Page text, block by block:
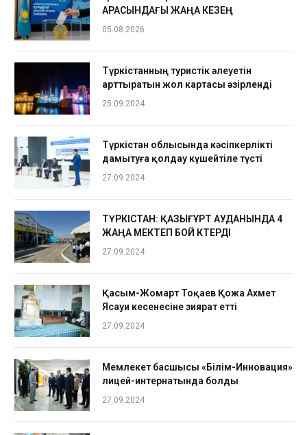
АРАСЫНДАҒЫ ЖАҢА КЕЗЕҢ
05.08.2026
Түркістанның туристік әлеуетін
арттыратын жол картасы әзірленді
25.09.2024
Түркістан облысында кәсіпкерлікті
дамытуға қолдау күшейтіле түсті
27.09.2024
ТҮРКІСТАН: ҚАЗЫҒҰРТ АУДАНЫНДА 4
ЖАҢА МЕКТЕП БОЙ КӨТЕРДІ
27.09.2024
Қасым-Жомарт Тоқаев Қожа Ахмет
Ясауи кесенесіне зиярат етті
27.09.2024
Мемлекет басшысы «Білім-Инновация»
лицей-интернатында болды
27.09.2024